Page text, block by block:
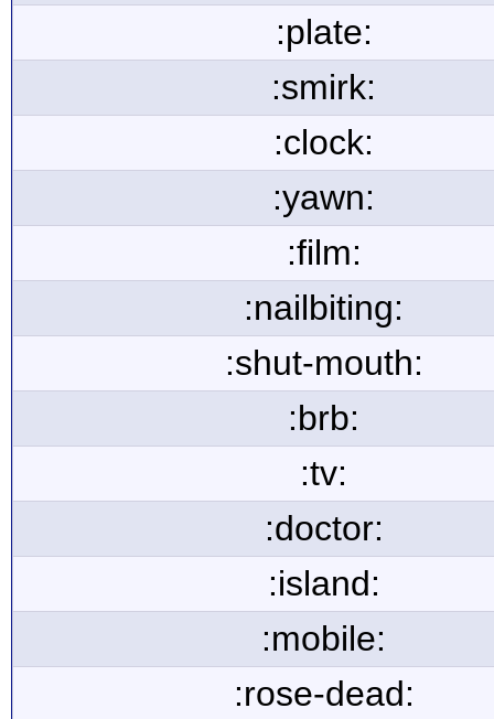
:plate:
:smirk:
:clock:
:yawn:
:film:
:nailbiting:
:shut-mouth:
:brb:
:tv:
:doctor:
:island:
:mobile:
:rose-dead: